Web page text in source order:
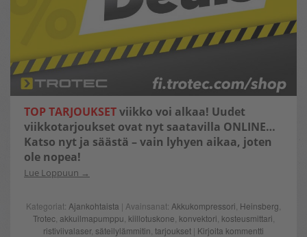
TOP TARJOUKSETviikko voi alkaa! Uudet
viikkotarjoukset ovat nyt saatavilla ONLINE…
Katso nyt ja säästä – vain lyhyen aikaa, joten
ole nopea!
Lue Loppuun
Kategoriat: Ajankohtaista | Avainsanat: Akkukompressori Heinsberg
Trotec, akkuilmapumppu kiillotuskone konvektori kosteusmittari
ristiviivalaser, säteilylämmitin tarjoukset | Kirjoita kommentti